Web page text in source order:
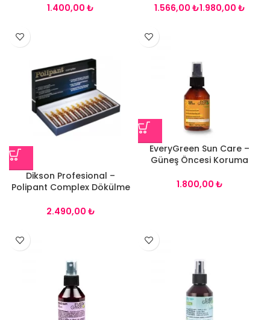
₺
₺
₺
Dikson Profesional –
Polipant Complex Dökülme
₺
EveryGreen Sun Care –
Güneş Öncesi Koruma
₺